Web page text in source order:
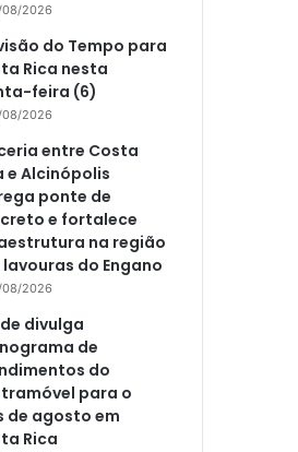
2026
do Tempo para
Rica nesta
feira (6)
2026
entre Costa
e Alcinópolis
ponte de
e fortalece
na região
do Engano
2026
divulga
de
do
para o
de agosto em
Rica